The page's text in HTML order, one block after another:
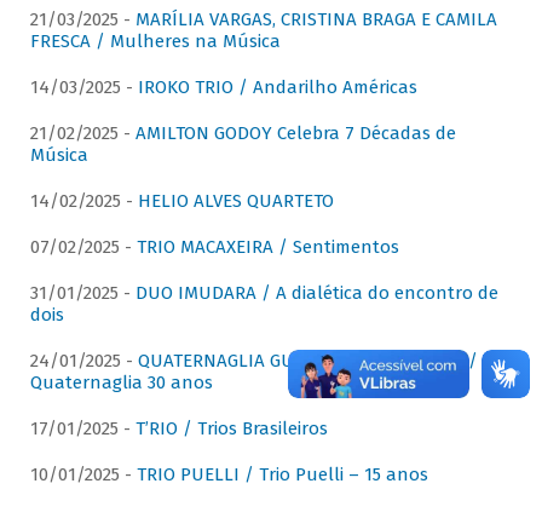
21/03/2025 - MARÍLIA VARGAS, CRISTINA BRAGA E CAMILA
FRESCA / Mulheres na Música
14/03/2025 - IROKO TRIO / Andarilho Américas
21/02/2025 - AMILTON GODOY Celebra 7 Décadas de
Música
14/02/2025 - HELIO ALVES QUARTETO
07/02/2025 - TRIO MACAXEIRA / Sentimentos
31/01/2025 - DUO IMUDARA / A dialética do encontro de
dois
24/01/2025 - QUATERNAGLIA GUITAR QUARTET (QGQ) /
Quaternaglia 30 anos
17/01/2025 - T’RIO / Trios Brasileiros
10/01/2025 - TRIO PUELLI / Trio Puelli – 15 anos